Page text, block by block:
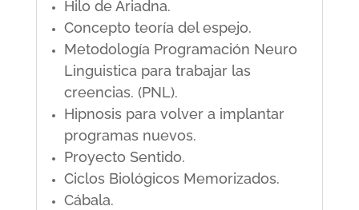
Hilo de Ariadna.
Concepto teoría del espejo.
Metodología Programación Neuro
Linguistica para trabajar las
creencias. (PNL).
Hipnosis para volver a implantar
programas nuevos.
Proyecto Sentido.
Ciclos Biológicos Memorizados.
Cábala.